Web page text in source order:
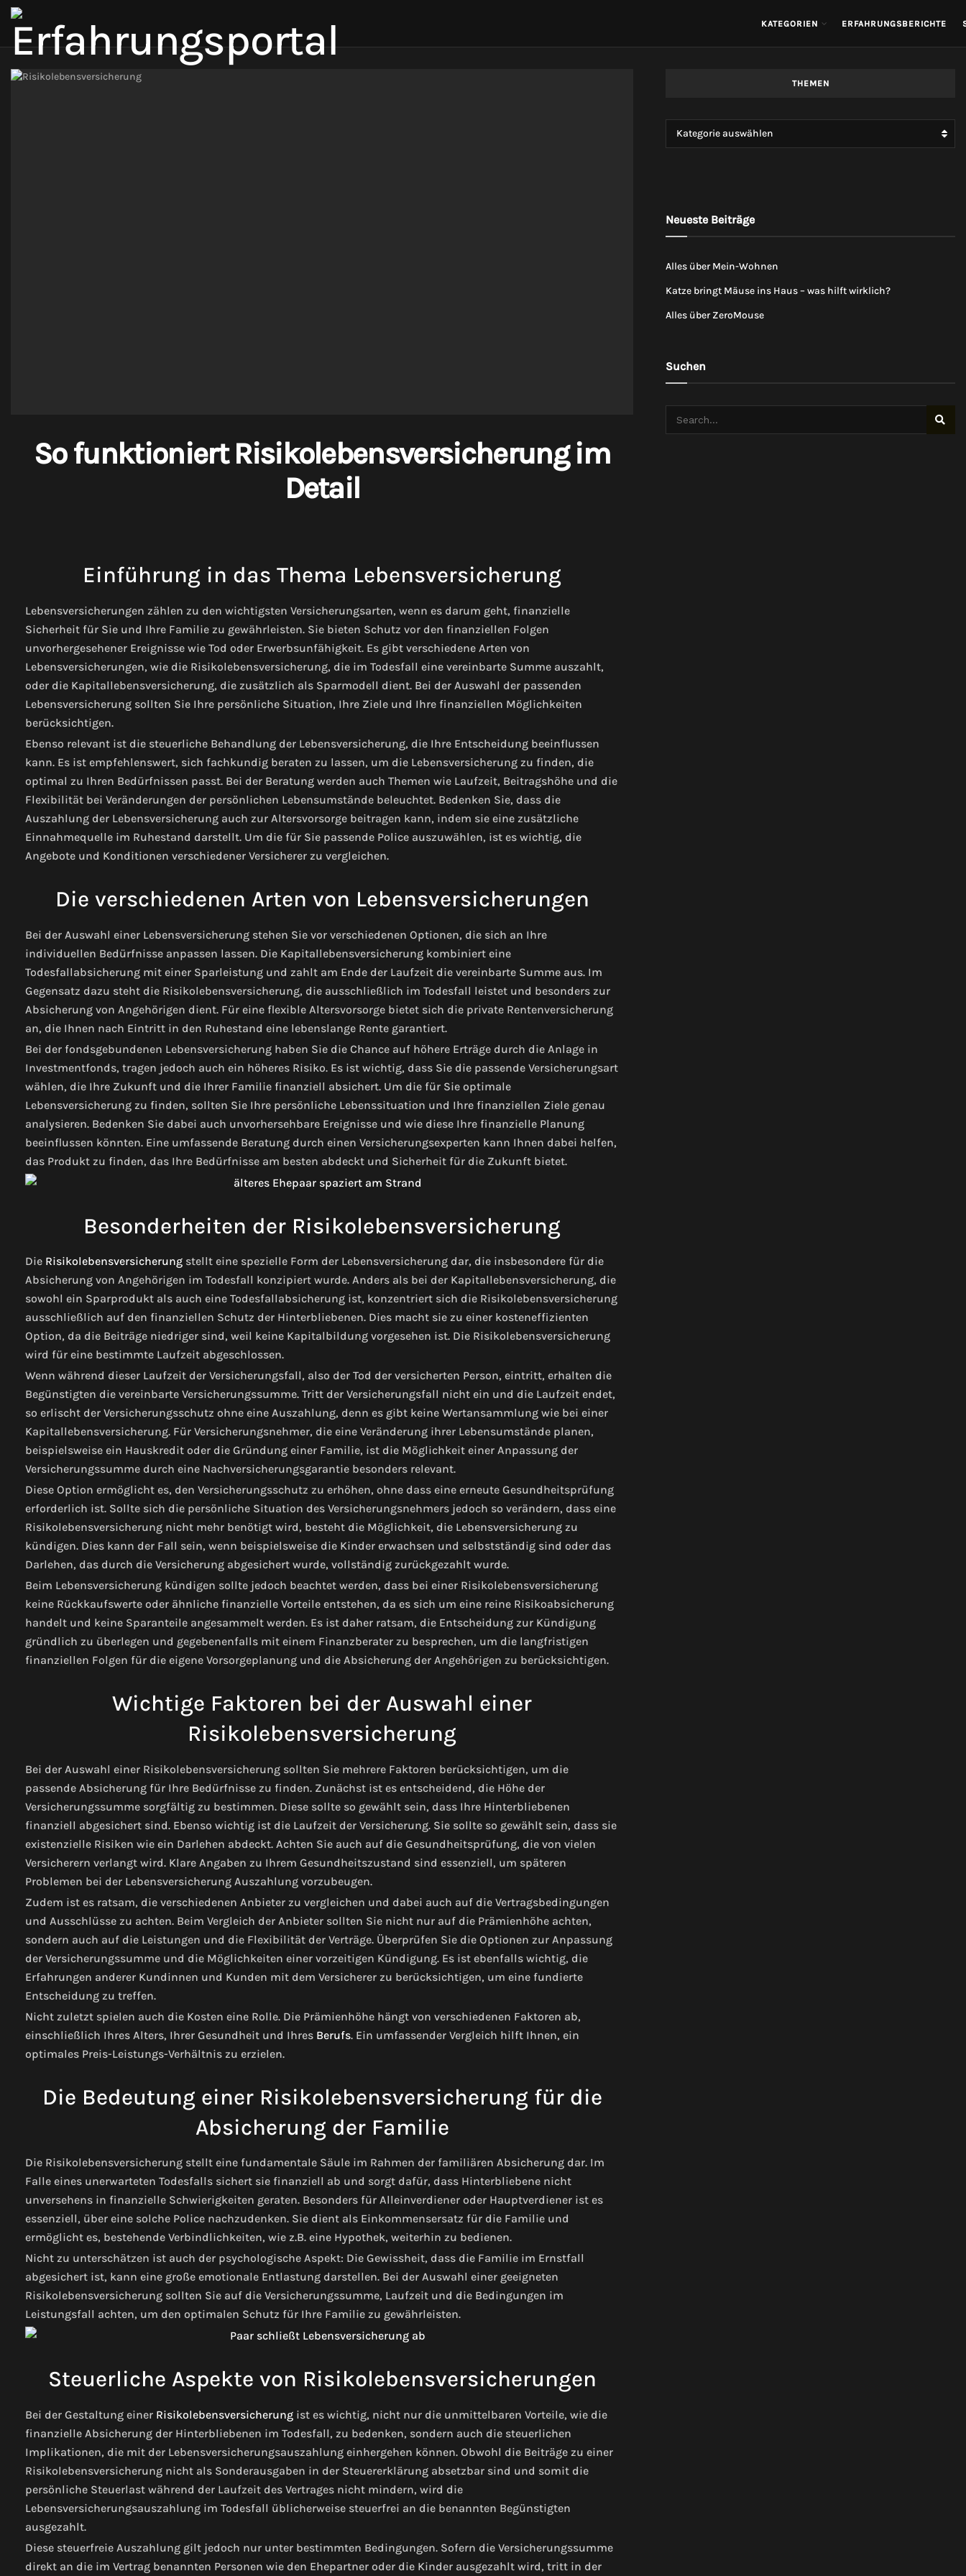
KATEGORIEN ERFAHRUNGSBERICHTE
So funktioniert Risikolebensversicherung im
Detail
Einführung in das Thema Lebensversicherung
Lebensversicherungen zählen zu den wichtigsten Versicherungsarten, wenn es darum geht, finanzielle
Sicherheit für Sie und Ihre Familie zu gewährleisten. Sie bieten Schutz vor den finanziellen Folgen
unvorhergesehener Ereignisse wie Tod oder Erwerbsunfähigkeit. Es gibt verschiedene Arten von
Lebensversicherungen, wie die Risikolebensversicherung, die im Todesfall eine vereinbarte Summe auszahlt,
oder die Kapitallebensversicherung, die zusätzlich als Sparmodell dient. Bei der Auswahl der passenden
Lebensversicherung sollten Sie Ihre persönliche Situation, Ihre Ziele und Ihre finanziellen Möglichkeiten
berücksichtigen.
Ebenso relevant ist die steuerliche Behandlung der Lebensversicherung, die Ihre Entscheidung beeinflussen
kann. Es ist empfehlenswert, sich fachkundig beraten zu lassen, um die Lebensversicherung zu finden, die
optimal zu Ihren Bedürfnissen passt. Bei der Beratung werden auch Themen wie Laufzeit, Beitragshöhe und die
Flexibilität bei Veränderungen der persönlichen Lebensumstände beleuchtet. Bedenken Sie, dass die
Auszahlung der Lebensversicherung auch zur Altersvorsorge beitragen kann, indem sie eine zusätzliche
Einnahmequelle im Ruhestand darstellt. Um die für Sie passende Police auszuwählen, ist es wichtig, die
Angebote und Konditionen verschiedener Versicherer zu vergleichen.
Die verschiedenen Arten von Lebensversicherungen
Bei der Auswahl einer Lebensversicherung stehen Sie vor verschiedenen Optionen, die sich an Ihre
individuellen Bedürfnisse anpassen lassen. Die Kapitallebensversicherung kombiniert eine
Todesfallabsicherung mit einer Sparleistung und zahlt am Ende der Laufzeit die vereinbarte Summe aus. Im
Gegensatz dazu steht die Risikolebensversicherung, die ausschließlich im Todesfall leistet und besonders zur
Absicherung von Angehörigen dient. Für eine flexible Altersvorsorge bietet sich die private Rentenversicherung
an, die Ihnen nach Eintritt in den Ruhestand eine lebenslange Rente garantiert.
Bei der fondsgebundenen Lebensversicherung haben Sie die Chance auf höhere Erträge durch die Anlage in
Investmentfonds, tragen jedoch auch ein höheres Risiko. Es ist wichtig, dass Sie die passende Versicherungsart
wählen, die Ihre Zukunft und die Ihrer Familie finanziell absichert. Um die für Sie optimale
Lebensversicherung zu finden, sollten Sie Ihre persönliche Lebenssituation und Ihre finanziellen Ziele genau
analysieren. Bedenken Sie dabei auch unvorhersehbare Ereignisse und wie diese Ihre finanzielle Planung
beeinflussen könnten. Eine umfassende Beratung durch einen Versicherungsexperten kann Ihnen dabei helfen,
das Produkt zu finden, das Ihre Bedürfnisse am besten abdeckt und Sicherheit für die Zukunft bietet.
Besonderheiten der Risikolebensversicherung
Die Risikolebensversicherung stellt eine spezielle Form der Lebensversicherung dar, die insbesondere für die
Absicherung von Angehörigen im Todesfall konzipiert wurde. Anders als bei der Kapitallebensversicherung, die
sowohl ein Sparprodukt als auch eine Todesfallabsicherung ist, konzentriert sich die Risikolebensversicherung
ausschließlich auf den finanziellen Schutz der Hinterbliebenen. Dies macht sie zu einer kosteneffizienten
Option, da die Beiträge niedriger sind, weil keine Kapitalbildung vorgesehen ist. Die Risikolebensversicherung
wird für eine bestimmte Laufzeit abgeschlossen.
Wenn während dieser Laufzeit der Versicherungsfall, also der Tod der versicherten Person, eintritt, erhalten die
Begünstigten die vereinbarte Versicherungssumme. Tritt der Versicherungsfall nicht ein und die Laufzeit endet,
so erlischt der Versicherungsschutz ohne eine Auszahlung, denn es gibt keine Wertansammlung wie bei einer
Kapitallebensversicherung. Für Versicherungsnehmer, die eine Veränderung ihrer Lebensumstände planen,
beispielsweise ein Hauskredit oder die Gründung einer Familie, ist die Möglichkeit einer Anpassung der
Versicherungssumme durch eine Nachversicherungsgarantie besonders relevant.
Diese Option ermöglicht es, den Versicherungsschutz zu erhöhen, ohne dass eine erneute Gesundheitsprüfung
erforderlich ist. Sollte sich die persönliche Situation des Versicherungsnehmers jedoch so verändern, dass eine
Risikolebensversicherung nicht mehr benötigt wird, besteht die Möglichkeit, die Lebensversicherung zu
kündigen. Dies kann der Fall sein, wenn beispielsweise die Kinder erwachsen und selbstständig sind oder das
Darlehen, das durch die Versicherung abgesichert wurde, vollständig zurückgezahlt wurde.
Beim Lebensversicherung kündigen sollte jedoch beachtet werden, dass bei einer Risikolebensversicherung
keine Rückkaufswerte oder ähnliche finanzielle Vorteile entstehen, da es sich um eine reine Risikoabsicherung
handelt und keine Sparanteile angesammelt werden. Es ist daher ratsam, die Entscheidung zur Kündigung
gründlich zu überlegen und gegebenenfalls mit einem Finanzberater zu besprechen, um die langfristigen
finanziellen Folgen für die eigene Vorsorgeplanung und die Absicherung der Angehörigen zu berücksichtigen.
Wichtige Faktoren bei der Auswahl einer
Risikolebensversicherung
Bei der Auswahl einer Risikolebensversicherung sollten Sie mehrere Faktoren berücksichtigen, um die
passende Absicherung für Ihre Bedürfnisse zu finden. Zunächst ist es entscheidend, die Höhe der
Versicherungssumme sorgfältig zu bestimmen. Diese sollte so gewählt sein, dass Ihre Hinterbliebenen
finanziell abgesichert sind. Ebenso wichtig ist die Laufzeit der Versicherung. Sie sollte so gewählt sein, dass sie
existenzielle Risiken wie ein Darlehen abdeckt. Achten Sie auch auf die Gesundheitsprüfung, die von vielen
Versicherern verlangt wird. Klare Angaben zu Ihrem Gesundheitszustand sind essenziell, um späteren
Problemen bei der Lebensversicherung Auszahlung vorzubeugen.
Zudem ist es ratsam, die verschiedenen Anbieter zu vergleichen und dabei auch auf die Vertragsbedingungen
und Ausschlüsse zu achten. Beim Vergleich der Anbieter sollten Sie nicht nur auf die Prämienhöhe achten,
sondern auch auf die Leistungen und die Flexibilität der Verträge. Überprüfen Sie die Optionen zur Anpassung
der Versicherungssumme und die Möglichkeiten einer vorzeitigen Kündigung. Es ist ebenfalls wichtig, die
Erfahrungen anderer Kundinnen und Kunden mit dem Versicherer zu berücksichtigen, um eine fundierte
Entscheidung zu treffen.
Nicht zuletzt spielen auch die Kosten eine Rolle. Die Prämienhöhe hängt von verschiedenen Faktoren ab,
einschließlich Ihres Alters, Ihrer Gesundheit und Ihres Berufs. Ein umfassender Vergleich hilft Ihnen, ein
optimales Preis-Leistungs-Verhältnis zu erzielen.
Die Bedeutung einer Risikolebensversicherung für die
Absicherung der Familie
Die Risikolebensversicherung stellt eine fundamentale Säule im Rahmen der familiären Absicherung dar. Im
Falle eines unerwarteten Todesfalls sichert sie finanziell ab und sorgt dafür, dass Hinterbliebene nicht
unversehens in finanzielle Schwierigkeiten geraten. Besonders für Alleinverdiener oder Hauptverdiener ist es
essenziell, über eine solche Police nachzudenken. Sie dient als Einkommensersatz für die Familie und
ermöglicht es, bestehende Verbindlichkeiten, wie z.B. eine Hypothek, weiterhin zu bedienen.
Nicht zu unterschätzen ist auch der psychologische Aspekt: Die Gewissheit, dass die Familie im Ernstfall
abgesichert ist, kann eine große emotionale Entlastung darstellen. Bei der Auswahl einer geeigneten
Risikolebensversicherung sollten Sie auf die Versicherungssumme, Laufzeit und die Bedingungen im
Leistungsfall achten, um den optimalen Schutz für Ihre Familie zu gewährleisten.
Steuerliche Aspekte von Risikolebensversicherungen
Bei der Gestaltung einer Risikolebensversicherung ist es wichtig, nicht nur die unmittelbaren Vorteile, wie die
finanzielle Absicherung der Hinterbliebenen im Todesfall, zu bedenken, sondern auch die steuerlichen
Implikationen, die mit der Lebensversicherungsauszahlung einhergehen können. Obwohl die Beiträge zu einer
Risikolebensversicherung nicht als Sonderausgaben in der Steuererklärung absetzbar sind und somit die
persönliche Steuerlast während der Laufzeit des Vertrages nicht mindern, wird die
Lebensversicherungsauszahlung im Todesfall üblicherweise steuerfrei an die benannten Begünstigten
ausgezahlt.
Diese steuerfreie Auszahlung gilt jedoch nur unter bestimmten Bedingungen. Sofern die Versicherungssumme
direkt an die im Vertrag benannten Personen wie den Ehepartner oder die Kinder ausgezahlt wird, tritt in der
THEMEN
Kategorie auswählen
Neueste Beiträge
Alles über Mein-Wohnen
Katze bringt Mäuse ins Haus – was hilft wirklich?
Alles über ZeroMouse
Suchen